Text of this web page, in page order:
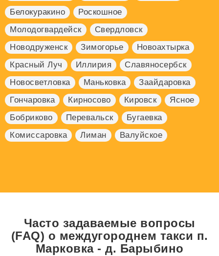
Белокуракино
Роскошное
Молодогвардейск
Свердловск
Новодруженск
Зимогорье
Новоахтырка
Красный Луч
Иллирия
Славяносербск
Новосветловка
Маньковка
Заайдаровка
Гончаровка
Кирносово Кировск
Ясное
Бобриково
Перевальск
Бугаевка
Комиссаровка
Лиман Валуйское
Часто задаваемые вопросы
(FAQ) о междугороднем такси п.
Марковка - д. Барыбино